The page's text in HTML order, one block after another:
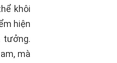
khôi
hiện
tưởng.
mà